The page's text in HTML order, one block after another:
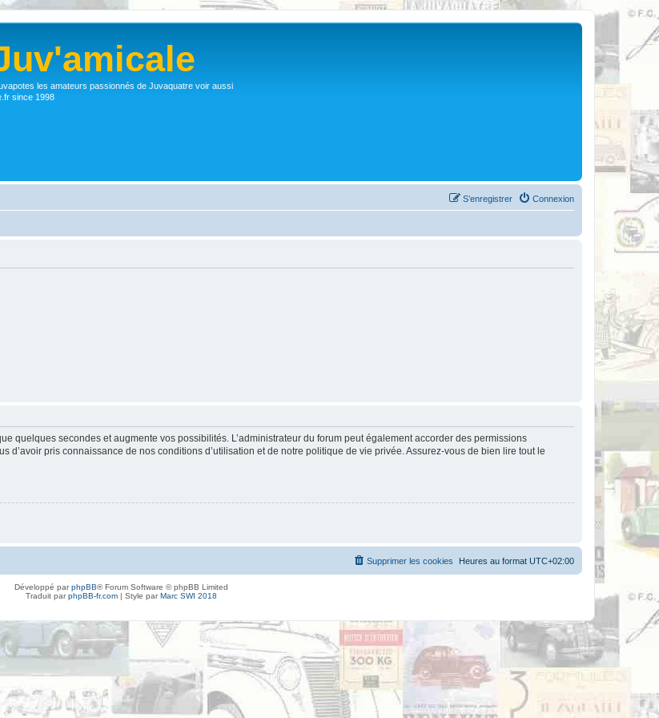
les amateurs passionnés de Juvaquatre voir aussi
since 1998
Connexion
S’enregistrer
quelques secondes et augmente vos possibilités. L’administrateur du forum peut également accorder des permissions
d’avoir pris connaissance de nos conditions d’utilisation et de notre politique de vie privée. Assurez-vous de bien lire tout le
Heures au format UTC+02:00
Supprimer les cookies
Développé parphpBB® Forum Software © phpBB Limited
Traduit parphpBB-fr.com| Style parMarc SWI 2018